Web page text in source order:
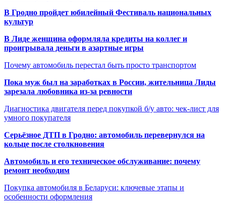
В Гродно пройдет юбилейный Фестиваль национальных
культур
В Лиде женщина оформляла кредиты на коллег и
проигрывала деньги в азартные игры
Почему автомобиль перестал быть просто транспортом
Пока муж был на заработках в России, жительница Лиды
зарезала любовника из-за ревности
Диагностика двигателя перед покупкой б/у авто: чек-лист для
умного покупателя
Серьёзное ДТП в Гродно: автомобиль перевернулся на
кольце после столкновения
Автомобиль и его техническое обслуживание: почему
ремонт необходим
Покупка автомобиля в Беларуси: ключевые этапы и
особенности оформления